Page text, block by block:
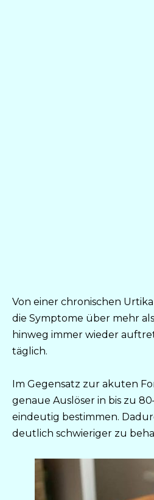
Von einer chronischen
die Symptome über mehr
hinweg immer wieder
täglich.
Im Gegensatz zur akuten
genaue Auslöser in bis zu
eindeutig bestimmen.
deutlich schwieriger zu